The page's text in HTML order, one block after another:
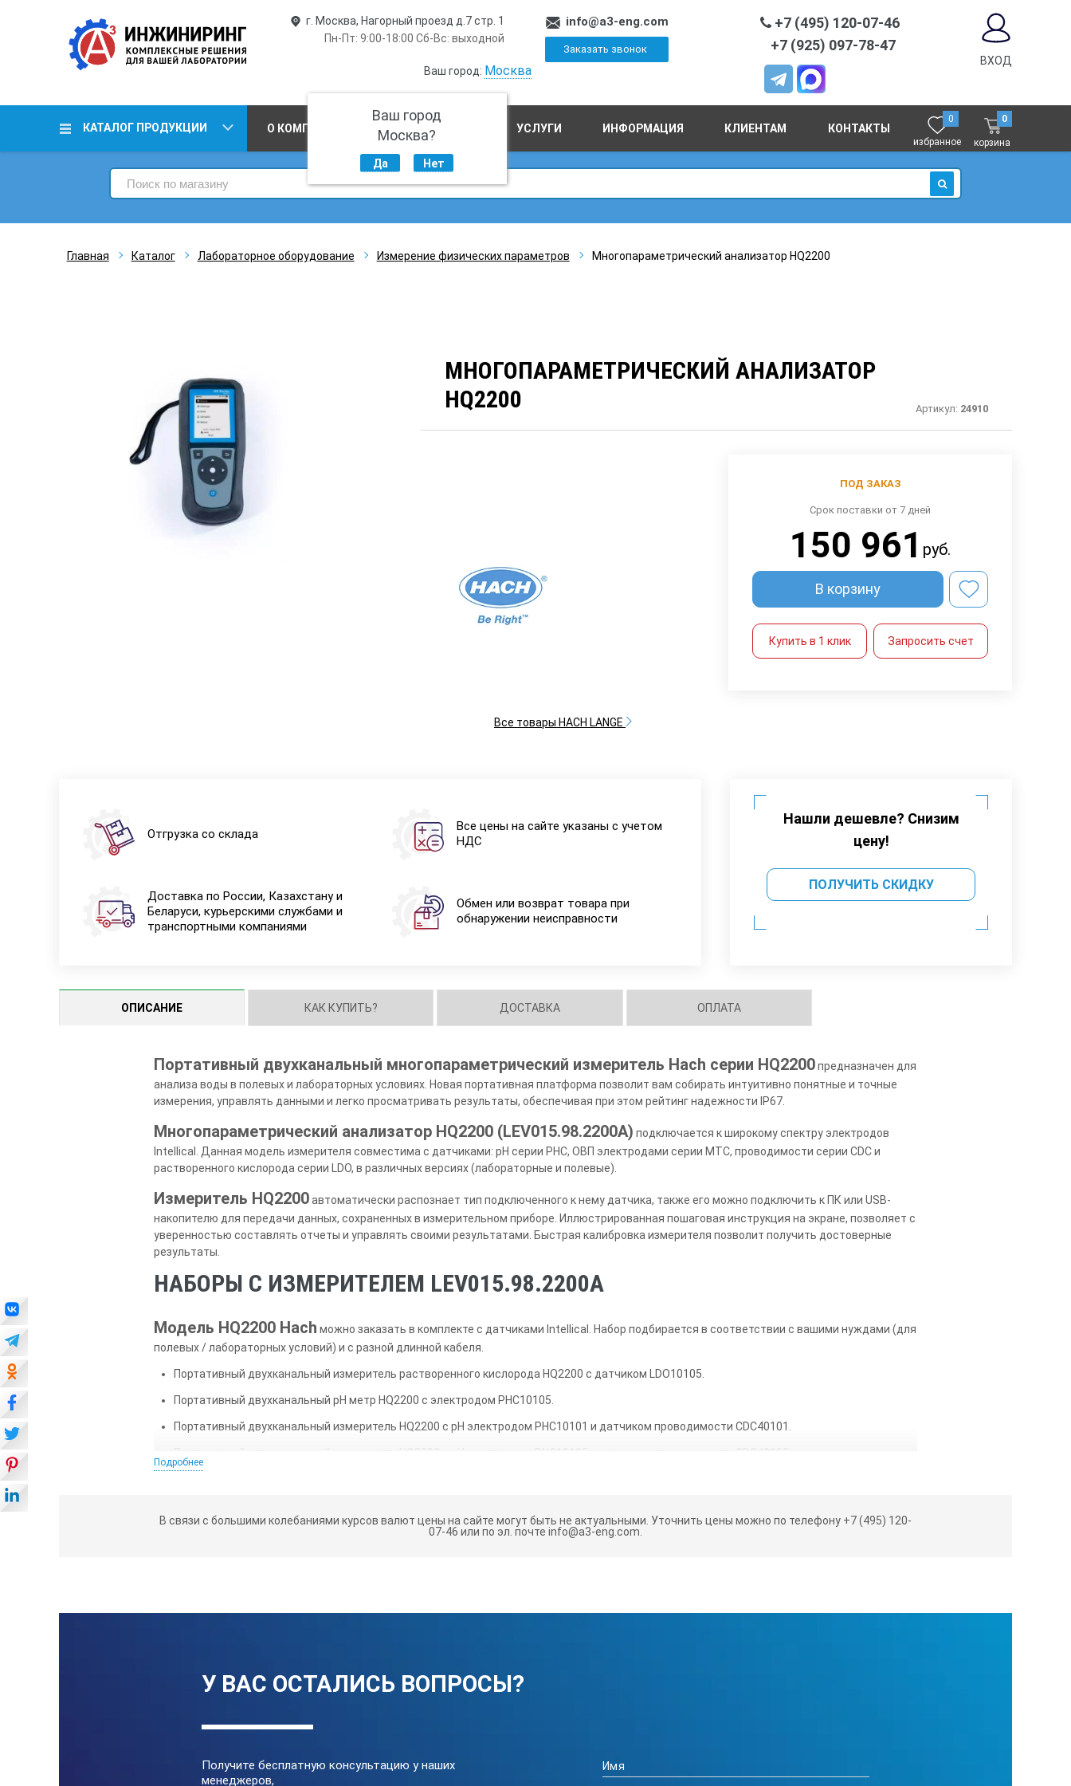
г. Москва, Нагорный проезд д.7 стр. 1
Пн-Пт: 9:00-18:00 Сб-Вс: выходной
Ваш город: Москва
Ваш город
Москва?
Да Нет
info@a3-eng.com
Заказать звонок
+7 (495) 120-07-46
+7 (925) 097-78-47
ВХОД
КАТАЛОГ ПРОДУКЦИИ О КОМПАНИИ ПРОИЗВОДСТВО УСЛУГИ ИНФОРМАЦИЯ КЛИЕНТАМ КОНТАКТЫ
0
избранное
0
корзина
ИСКАТЬ
Главная Каталог Лабораторное оборудование Измерение физических параметров Многопараметрический анализатор HQ2200
МНОГОПАРАМЕТРИЧЕСКИЙ АНАЛИЗАТОР
HQ2200
Артикул: 24910
Все товары HACH LANGE
ПОД ЗАКАЗ
Срок поставки от 7 дней
150 961 руб.
В корзину
Купить в 1 клик Запросить счет
Отгрузка со склада
Все цены на сайте указаны с учетом
НДС
Доставка по России, Казахстану и
Беларуси, курьерскими службами и
транспортными компаниями
Обмен или возврат товара при
обнаружении неисправности
Нашли дешевле? Снизим
цену!
ПОЛУЧИТЬ СКИДКУ
ОПИСАНИЕ КАК КУПИТЬ? ДОСТАВКА ОПЛАТА
Портативный двухканальный многопараметрический измеритель Hach cерии HQ2200предназначен для
анализа воды в полевых и лабораторных условиях. Новая портативная платформа позволит вам собирать интуитивно понятные и точные
измерения, управлять данными и легко просматривать результаты, обеспечивая при этом рейтинг надежности IP67.
Многопараметрический анализатор HQ2200 (LEV015.98.2200A) подключается к широкому спектру электродов
Intellical. Данная модель измерителя совместима с датчиками: pH серии PHC, ОВП электродами серии MTC, проводимости серии CDC и
растворенного кислорода серии LDO, в различных версиях (лабораторные и полевые).
Измеритель HQ2200автоматически распознает тип подключенного к нему датчика, также его можно подключить к ПК или USB-
накопителю для передачи данных, сохраненных в измерительном приборе. Иллюстрированная пошаговая инструкция на экране, позволяет с
уверенностью составлять отчеты и управлять своими результатами. Быстрая калибровка измерителя позволит получить достоверные
результаты.
НАБОРЫ С ИЗМЕРИТЕЛЕМ LEV015.98.2200A
Модель HQ2200 Hach можно заказать в комплекте с датчиками Intellical. Набор подбирается в соответствии с вашими нуждами (для
полевых / лабораторных условий) и с разной длинной кабеля.
Портативный двухканальный измеритель растворенного кислорода HQ2200 с датчиком LDO10105.
Портативный двухканальный pH метр HQ2200 с электродом PHC10105.
Портативный двухканальный измеритель HQ2200 c pH электродом PHC10101 и датчиком проводимости CDC40101.
Портативный двухканальный измеритель HQ2200 c pH электродом PHC10105 и датчиком проводимости CDC40105.
Портативный двухканальный измеритель HQ2200 c pH электродом PHC10101 и датчиком растворенного кислорода LDO10101.
Диапазон измерения ОВП
Подробнее
В связи с большими колебаниями курсов валют цены на сайте могут быть не актуальными. Уточнить цены можно по телефону +7 (495) 120-
07-46 или по эл. почте info@a3-eng.com.
У ВАС ОСТАЛИСЬ ВОПРОСЫ?
Получите бесплатную консультацию у наших
менеджеров,